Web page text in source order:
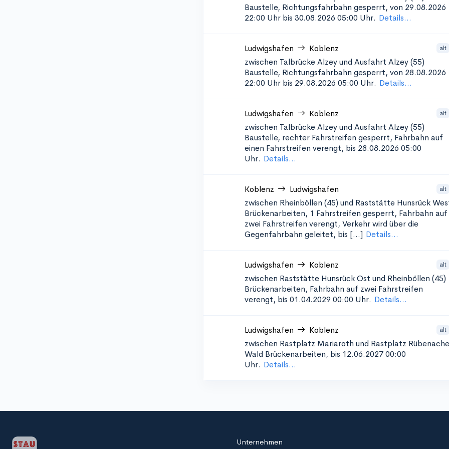
Baustelle, Richtungsfahrbahn gesperrt, von 29.08.2026
22:00 Uhr bis 30.08.2026 05:00 Uhr. Details...
Ludwigshafen Koblenz alt
zwischen Talbrücke Alzey und Ausfahrt Alzey (55)
Baustelle, Richtungsfahrbahn gesperrt, von 28.08.2026
22:00 Uhr bis 29.08.2026 05:00 Uhr. Details...
Ludwigshafen Koblenz alt
zwischen Talbrücke Alzey und Ausfahrt Alzey (55)
Baustelle, rechter Fahrstreifen gesperrt, Fahrbahn auf
einen Fahrstreifen verengt, bis 28.08.2026 05:00
Uhr. Details...
Koblenz Ludwigshafen alt
zwischen Rheinböllen (45) und Raststätte Hunsrück
Brückenarbeiten, 1 Fahrstreifen gesperrt, Fahrbahn auf
zwei Fahrstreifen verengt, Verkehr wird über die
Gegenfahrbahn geleitet, bis [...] Details...
Ludwigshafen Koblenz alt
zwischen Raststätte Hunsrück Ost und Rheinböllen (45)
Brückenarbeiten, Fahrbahn auf zwei Fahrstreifen
verengt, bis 01.04.2029 00:00 Uhr. Details...
Ludwigshafen Koblenz alt
zwischen Rastplatz Mariaroth und Rastplatz
Wald Brückenarbeiten, bis 12.06.2027 00:00
Uhr. Details...
Unternehmen